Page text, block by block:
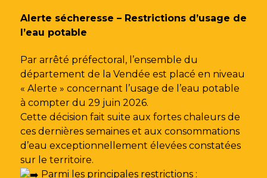
Alerte sécheresse – Restrictions d’usage de
l’eau potable
Par arrêté préfectoral, l’ensemble du
département de la Vendée est placé en niveau
« Alerte » concernant l’usage de l’eau potable
à compter du 29 juin 2026.
Cette décision fait suite aux fortes chaleurs de
ces dernières semaines et aux consommations
d’eau exceptionnellement élevées constatées
sur le territoire.
Parmi les principales restrictions :